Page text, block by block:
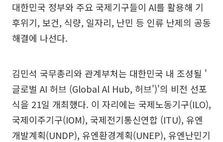
대한민국 정부와 주요 국제기구들이 Al를 활용해 기
후위기, 보건, 식량, 일자리, 난민 등 인류 난제의 공동
해결에 나선다.
김민석 국무총리와 관계부처는 대한민국 내 조성될 '
글로벌 AI 허브 (Global Al Hub, 허브')'의 비전 선포
식을 21일 개최했다. 이 자리에는 국제노동기구(ILO),
국제이주기구(IOM), 국제전기통신연합 (ITU), 유엔
개발계획(UNDP), 유엔환경계획(UNEP), 유엔난민기